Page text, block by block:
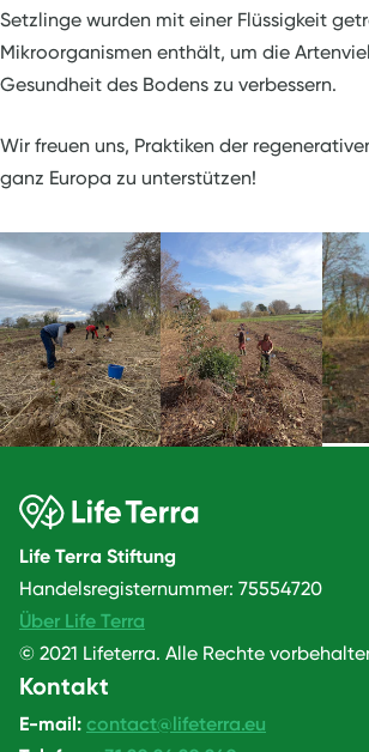
Setzlinge wurden mit einer Flüssigkeit
Mikroorganismen enthält, um die
Gesundheit des Bodens zu verbessern.
Wir freuen uns, Praktiken der
ganz Europa zu unterstützen!
Life Terra Stiftung
Handelsregisternummer: 75554720
Über Life Terra
© 2021 Lifeterra. Alle Rechte
Kontakt
E-mail: contact@lifeterra.eu